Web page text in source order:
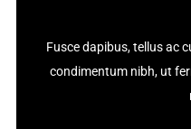
Fusce dapibus, tellus ac
condimentum nibh, ut